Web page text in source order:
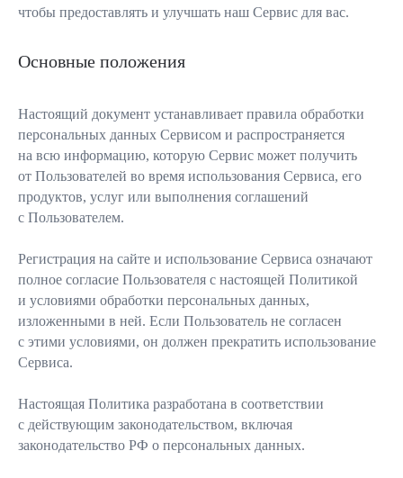
чтобы предоставлять и улучшать наш Сервис для вас.
Основные положения
Настоящий документ устанавливает правила обработки
персональных данных Сервисом и распространяется
на всю информацию, которую Сервис может получить
от Пользователей во время использования Сервиса, его
продуктов, услуг или выполнения соглашений
с Пользователем.
Регистрация на сайте и использование Сервиса означают
полное согласие Пользователя с настоящей Политикой
и условиями обработки персональных данных,
изложенными в ней. Если Пользователь не согласен
с этими условиями, он должен прекратить использование
Сервиса.
Настоящая Политика разработана в соответствии
с действующим законодательством, включая
законодательство РФ о персональных данных.